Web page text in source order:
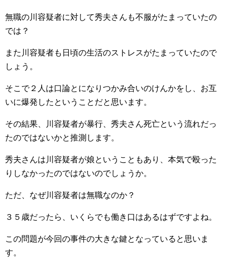
無職の川容疑者に対して秀夫さんも不服がたまっていたの
では？
また川容疑者も日頃の生活のストレスがたまっていたので
しょう。
そこで２人は口論とになりつかみ合いのけんかをし、お互
いに爆発したということだと思います。
その結果、川容疑者が暴行、秀夫さん死亡という流れだっ
たのではないかと推測します。
秀夫さんは川容疑者が娘ということもあり、本気で殴った
りしなかったのではないのでしょうか。
ただ、なぜ川容疑者は無職なのか？
３５歳だったら、いくらでも働き口はあるはずですよね。
この問題が今回の事件の大きな鍵となっていると思いま
す。